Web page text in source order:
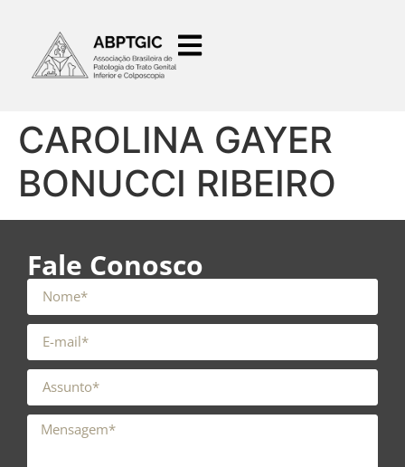
CAROLINA GAYER
BONUCCI RIBEIRO
Fale Conosco